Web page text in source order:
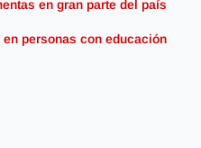
en gran parte del país
personas con educación